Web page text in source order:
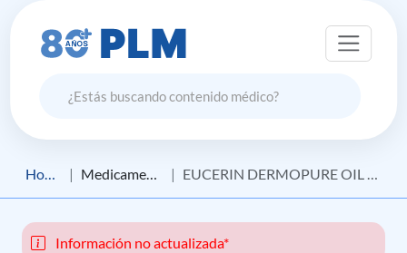
Home Medicamento EUCERIN DERMOPURE OIL CONTROL GEL LIMPIADOR FACIAL
Información no actualizada*